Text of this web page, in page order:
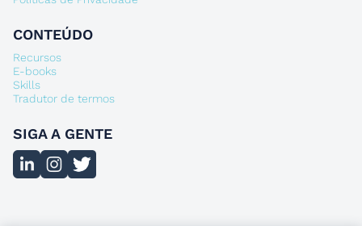
CONTEÚDO
Recursos
E-books
Skills
Tradutor de termos
SIGA A GENTE